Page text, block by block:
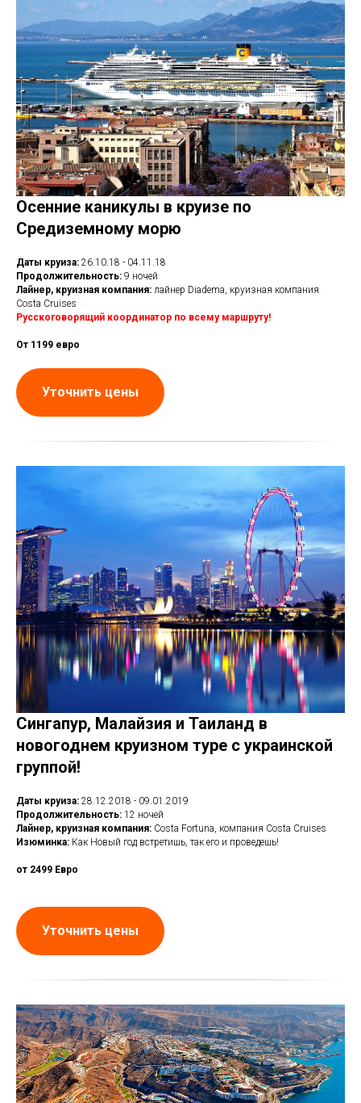
Осенние каникулы в круизе по
Средиземному морю
Даты круиза: 26.10.18 - 04.11.18
Продолжительность: 9 ночей
Лайнер, круизная компания: лайнер Diadema, круизная компания
Costa Cruises
Русскоговорящий координатор по всему маршруту!
От 1199 евро
Уточнить цены
Сингапур, Малайзия и Таиланд в
новогоднем круизном туре с украинской
группой!
Даты круиза: 28.12.2018 - 09.01.2019
Продолжительность: 12 ночей
Лайнер, круизная компания: Costa Fortuna, компания Costa Cruises
Изюминка: Как Новый год встретишь, так его и проведешь!
от 2499 Евро
Уточнить цены